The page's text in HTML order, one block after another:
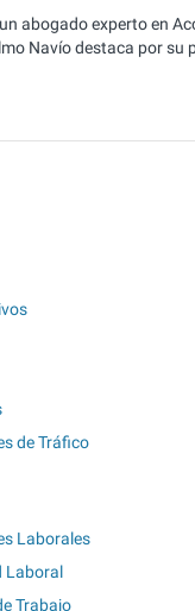
abogado experto en
Navío destaca por
de Tráfico
Laborales
Laboral
Trabajo